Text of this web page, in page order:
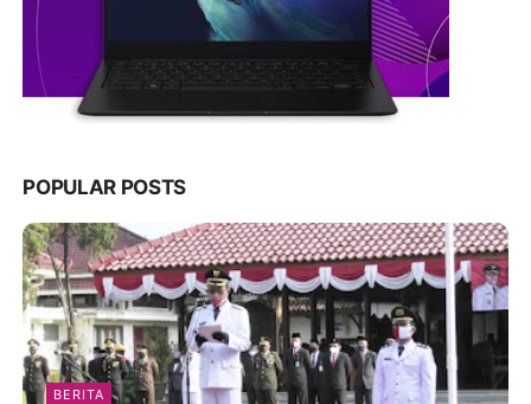
POPULAR POSTS
BERITA